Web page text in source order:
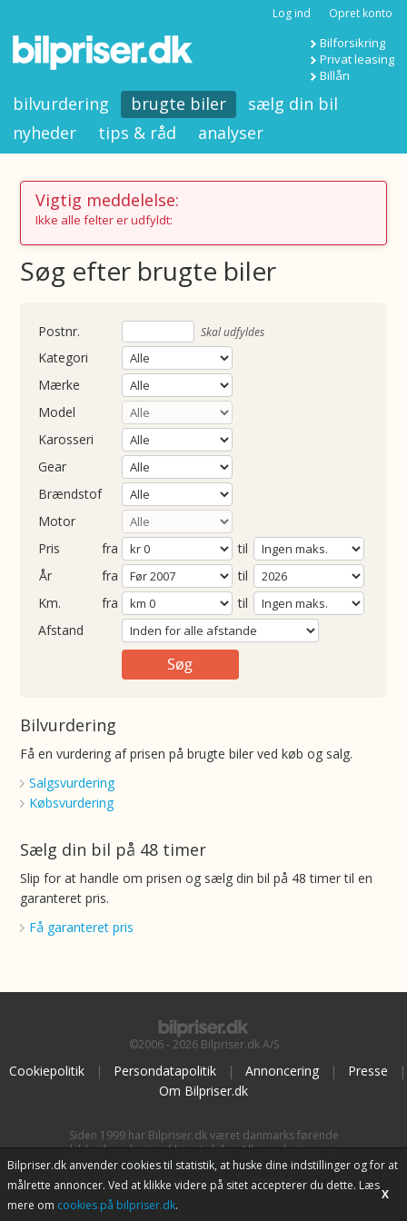
Log ind Opret konto
Bilforsikring
Privat leasing
Billån
bilvurdering brugte biler
sælg din bil
nyheder
tips & råd analyser
Vigtig meddelelse:
Ikke alle felter er udfyldt:
Søg efter brugte biler
Skal udfyldes
Kategori
Mærke
Model
Karosseri
Gear
Brændstof
Motor
Pris
fra
til
fra
til
fra
til
Afstand
Bilvurdering
Få en vurdering af prisen på brugte biler ved køb og salg.
Salgsvurdering
Købsvurdering
Sælg din bil på 48 timer
Slip for at handle om prisen og sælg din bil på 48 timer til en
garanteret pris.
Få garanteret pris
©2006 - 2026 Bilpriser.dk A/S
Cookiepolitik | Persondatapolitik | Annoncering | Presse
|
Om Bilpriser.dk
Siden 1999 har Bilpriser.dk været danmarks førende
kilde til vurdering af brugte biler. Alle vurderinger er
baseret påBilpriserPro Prisberegning , bilbranchens
uafhængige værktøj til bilvurdering.
Bilpriser.dk anvender cookies til statistik, at huske dine indstillinger og for at
målrette annoncer. Ved at klikke videre på sitet accepterer du dette. Læs
mere om cookies på bilpriser.dk.
X